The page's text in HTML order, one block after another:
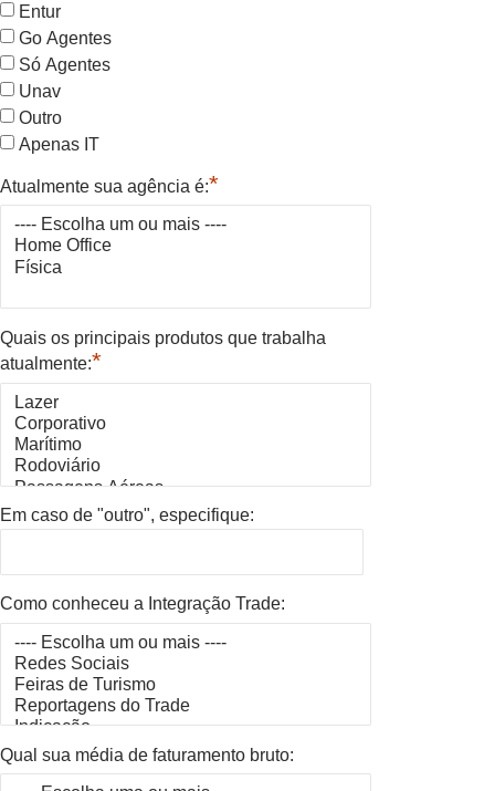
Entur
Go Agentes
Só Agentes
Unav
Outro
Apenas IT
Atualmente sua agência é:*
Quais os principais produtos que trabalha
atualmente:*
Em caso de "outro", especifique:
Como conheceu a Integração Trade:
Qual sua média de faturamento bruto: